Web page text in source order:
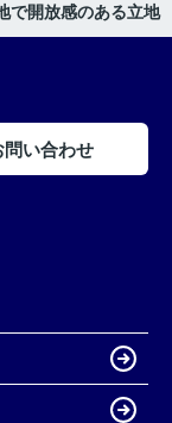
で開放感のある立地
問い合わせ